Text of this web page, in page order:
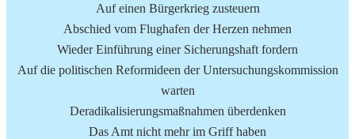
Auf einen Bürgerkrieg zusteuern
Abschied vom Flughafen der Herzen nehmen
Wieder Einführung einer Sicherungshaft fordern
Auf die politischen Reformideen der Untersuchungskommission
warten
Deradikalisierungsmaßnahmen überdenken
Das Amt nicht mehr im Griff haben